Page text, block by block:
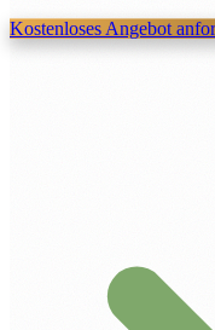
Kostenloses Angebot